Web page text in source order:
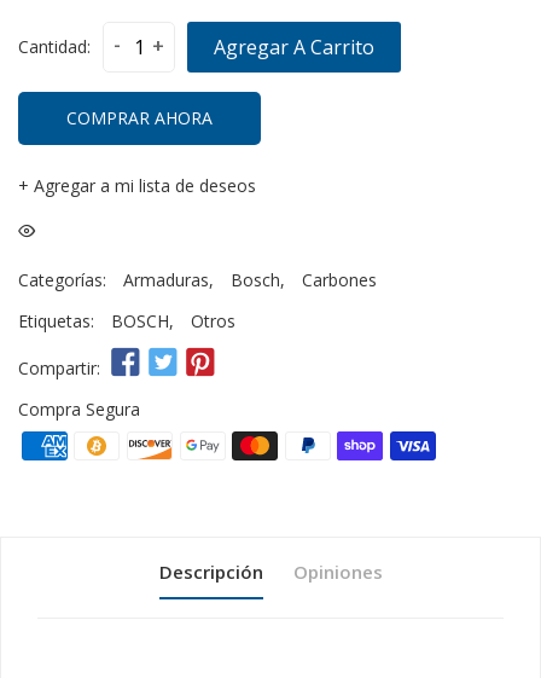
Cantidad: - + Agregar A Carrito
COMPRAR AHORA
+ Agregar a mi lista de deseos
Categorías: Armaduras, Bosch,
Carbones
Etiquetas:
BOSCH, Otros
Compartir:
Compra Segura
Descripción Opiniones